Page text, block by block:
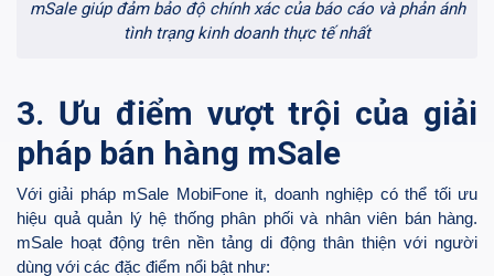
mSale giúp đảm bảo độ chính xác của báo cáo và phản ánh
tình trạng kinh doanh thực tế nhất
3. Ưu điểm vượt trội của giải
pháp bán hàng mSale
Với giải pháp mSale MobiFone it, doanh nghiệp có thể tối ưu
hiệu quả quản lý hệ thống phân phối và nhân viên bán hàng.
mSale hoạt động trên nền tảng di động thân thiện với người
dùng với các đặc điểm nổi bật như: